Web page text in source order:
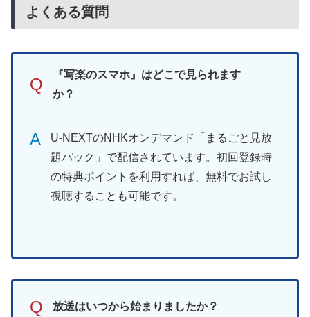
よくある質問
Q
『写楽のスマホ』はどこで見られます
か？
A
U-NEXTのNHKオンデマンド「まるごと見放
題パック」で配信されています。初回登録時
の特典ポイントを利用すれば、無料でお試し
視聴することも可能です。
Q 放送はいつから始まりましたか？